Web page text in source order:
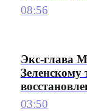
08:56
Экс-глава
Зеленскому
03:50